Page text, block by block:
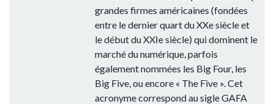
grandes firmes américaines (fondées
entre le dernier quart du XXe siècle et
le début du XXIe siècle) qui dominent le
marché du numérique, parfois
également nommées les Big Four, les
Big Five, ou encore « The Five ». Cet
acronyme correspond au sigle GAFA